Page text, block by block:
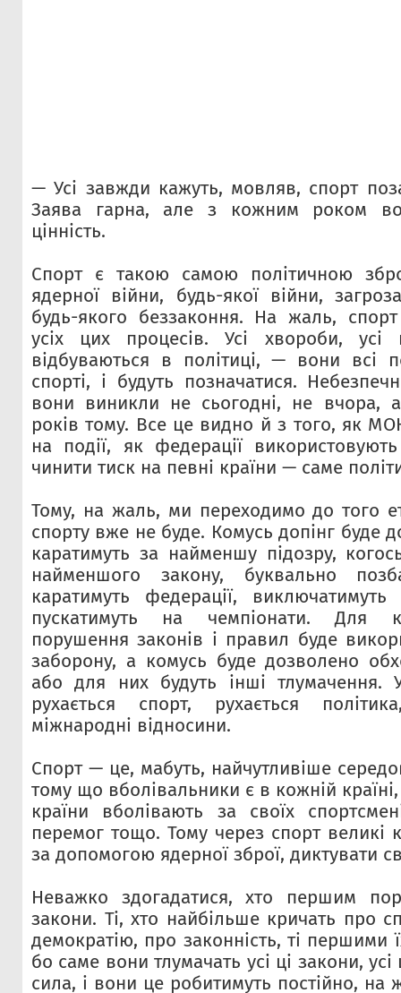
— Усі завжди кажуть, мовляв, спорт
Заява гарна, але з кожним роком
цінність.
Спорт є такою самою політичною
ядерної війни, будь-якої війни,
будь-якого беззаконня. На жаль, спорт
усіх цих процесів. Усі хвороби, усі
відбуваються в політиці, — вони всі
спорті, і будуть позначатися.
вони виникли не сьогодні, не вчора,
років тому. Все це видно й з того, як
на події, як федерації
чинити тиск на певні країни — саме
Тому, на жаль, ми переходимо до того
спорту вже не буде. Комусь допінг буде
каратимуть за найменшу підозру,
найменшого закону, буквально
каратимуть федерації,
пускатимуть на чемпіонати. Для
порушення законів і правил буде
заборону, а комусь буде дозволено
або для них будуть інші тлумачення.
рухається спорт, рухається
міжнародні відносини.
Спорт — це, мабуть, найчутливіше
тому що вболівальники є в кожній
країни вболівають за своїх
перемог тощо. Тому через спорт великі
за допомогою ядерної зброї, диктувати
Неважко здогадатися, хто першим
закони. Ті, хто найбільше кричать про
демократію, про законність, ті першими
бо саме вони тлумачать усі ці закони,
сила, і вони це робитимуть постійно,